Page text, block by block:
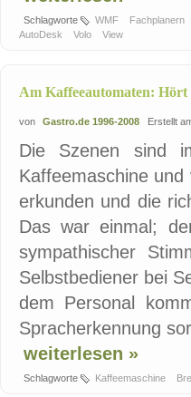
Schlagworte WMF Fachplanern
AutoDesk
Volo View
Am Kaffeeautomaten:
von Gastro.de 1996-2008 Erstellt
Die Szenen sind
Kaffeemaschine
erkunden und die
Das war einmal;
sympathischer
Selbstbediener bei
dem Personal
Spracherkennung
weiterlesen »
Schlagworte Kaffeemaschine